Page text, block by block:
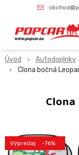
Úvod Autodoplnky
Clona bočná
Clona
Výpredaj -76%